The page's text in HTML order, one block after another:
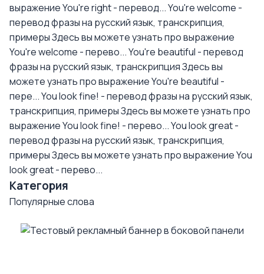
выражение You're right - перевод...You're welcome -
перевод фразы на русский язык, транскрипция,
примерыЗдесь вы можете узнать про выражение
You're welcome - перево...You're beautiful - перевод
фразы на русский язык, транскрипцияЗдесь вы
можете узнать про выражение You're beautiful -
пере...You look fine! - перевод фразы на русский язык,
транскрипция, примерыЗдесь вы можете узнать про
выражение You look fine! - перево...You look great -
перевод фразы на русский язык, транскрипция,
примерыЗдесь вы можете узнать про выражение You
look great - перево...
Категория
Популярные слова